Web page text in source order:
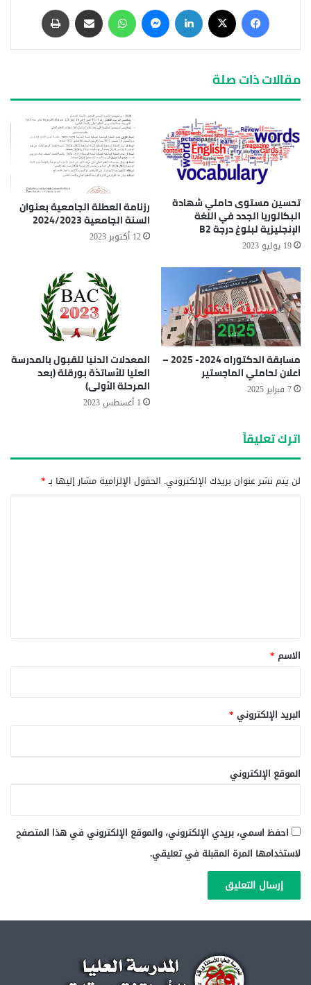
مقالات ذات صلة
تحسين مستوى حاملي شهادة
البكالوريا الجدد في اللغة
الإنجليزية لبلوغ درجة B2
19 يوليو 2023
رزنامة العطلة الجامعية بعنوان
السنة الجامعية 2024/2023
12 أكتوبر 2023
مسابقة الدكتوراه 2024- 2025 –
اعلان لحاملي الماجستير
7 فبراير 2025
المعدلات الدنيا للقبول بالمدرسة
العليا للأساتذة بورقلة (بعد
المرحلة الأولى)
1 أغسطس 2023
اترك تعليقاً
لن يتم نشر عنوان بريدك الإلكتروني. الحقول الإلزامية مشار إليها بـ*
*
الاسم *
البريد الإلكتروني *
الموقع الإلكتروني
احفظ اسمي، بريدي الإلكتروني، والموقع الإلكتروني في هذا المتصفح
لاستخدامها المرة المقبلة في تعليقي.